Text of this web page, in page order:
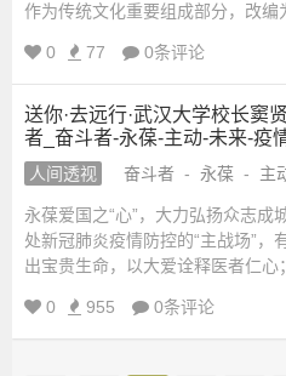
作为传统文化重要组成部分，改编
0 77 0条评论
送你·去远行·武汉大学校长窦
者_奋斗者-永葆-主动-未来-疫
人间透视 奋斗者 - 永葆 - 主
永葆爱国之“心”，大力弘扬众志成
处新冠肺炎疫情防控的“主战场”
出宝贵生命，以大爱诠释医者仁心
0 955 0条评论